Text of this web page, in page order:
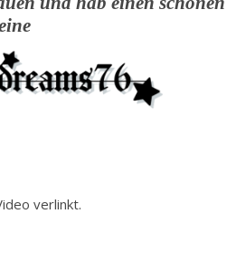
verlinkt.